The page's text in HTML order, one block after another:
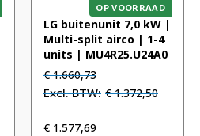
OP VOORRAAD
LG buitenunit 7,0 kW |
Multi-split airco | 1-4
units | MU4R25.U24A0
Oorspronkelijke
prijs
€ 1.660,73.
€1.660,73Huidige
prijs
€1.372,50
€ 1.577,69